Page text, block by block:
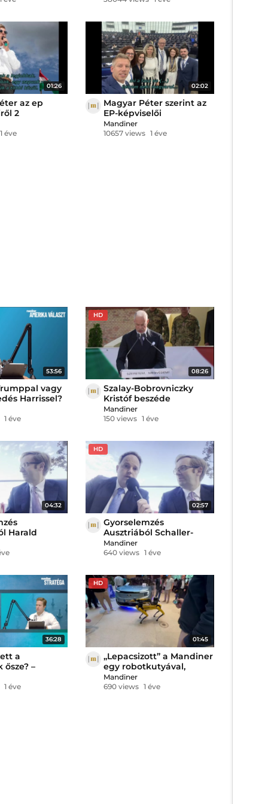
01:26
az ep
2
1 éve
02:02
Magyar Péter szerint az
EP-képviselői
agyhalottak
Mandiner
10657 views 1 éve
53:56
vagy
Harrissel?
Zoltán és
1 éve
HD
08:26
Szalay-Bobrovniczky
Kristóf beszéde
Mandiner
150 views 1 éve
04:32
Harald
az Osztrák
EP-
HD
02:57
Gyorselemzés
Ausztriából Schaller-
Baross Ernővel
Mandiner
640 views 1 éve
36:28
a
ősze? –
1 éve
HD
01:45
„Lepacsizott” a Mandiner
egy robotkutyával,
mutatjuk, mi sült ki
belőle
Mandiner
690 views 1 éve